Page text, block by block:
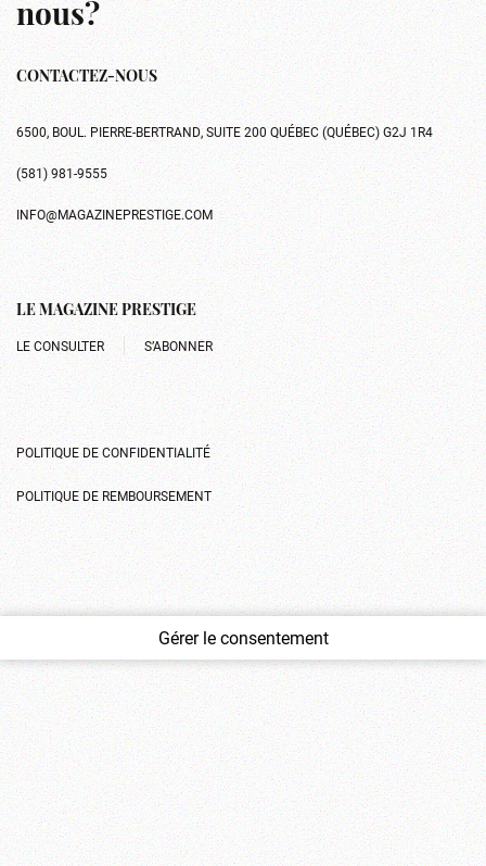
nous?
CONTACTEZ-NOUS
6500, BOUL. PIERRE-BERTRAND, SUITE 200 QUÉBEC (QUÉBEC) G2J 1R4
(581) 981-9555
INFO@MAGAZINEPRESTIGE.COM
LE MAGAZINE PRESTIGE
LE CONSULTER S’ABONNER
POLITIQUE DE CONFIDENTIALITÉ
POLITIQUE DE REMBOURSEMENT
Gérer le consentement